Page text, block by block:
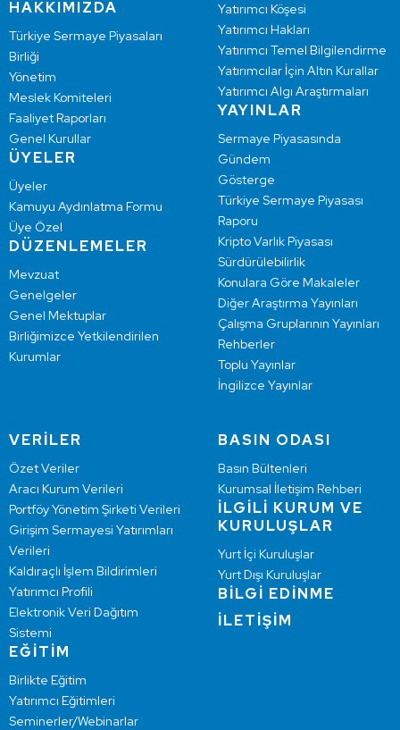
HAKKIMIZDA
Türkiye Sermaye Piyasaları
Birliği
Yönetim
Meslek Komiteleri
Faaliyet Raporları
Genel Kurullar
ÜYELER
Üyeler
Kamuyu Aydınlatma Formu
Üye Özel
DÜZENLEMELER
Mevzuat
Genelgeler
Genel Mektuplar
Birliğimizce Yetkilendirilen
Kurumlar
Yatırımcı Köşesi
Yatırımcı Hakları
Yatırımcı Temel Bilgilendirme
Yatırımcılar İçin Altın Kurallar
Yatırımcı Algı Araştırmaları
YAYINLAR
Sermaye Piyasasında
Gündem
Gösterge
Türkiye Sermaye Piyasası
Raporu
Kripto Varlık Piyasası
Sürdürülebilirlik
Konulara Göre Makaleler
Diğer Araştırma Yayınları
Çalışma Gruplarının Yayınları
Rehberler
Toplu Yayınlar
İngilizce Yayınlar
VERİLER
Özet Veriler
Aracı Kurum Verileri
Portföy Yönetim Şirketi Verileri
Girişim Sermayesi Yatırımları
Verileri
Kaldıraçlı İşlem Bildirimleri
Yatırımcı Profili
Elektronik Veri Dağıtım
Sistemi
EĞİTİM
Birlikte Eğitim
Yatırımcı Eğitimleri
Seminerler/Webinarlar
BASIN ODASI
Basın Bültenleri
Kurumsal İletişim Rehberi
İLGİLİ KURUM VE
KURULUŞLAR
Yurt İçi Kuruluşlar
Yurt Dışı Kuruluşlar
BİLGİ EDİNME
İLETİŞİM